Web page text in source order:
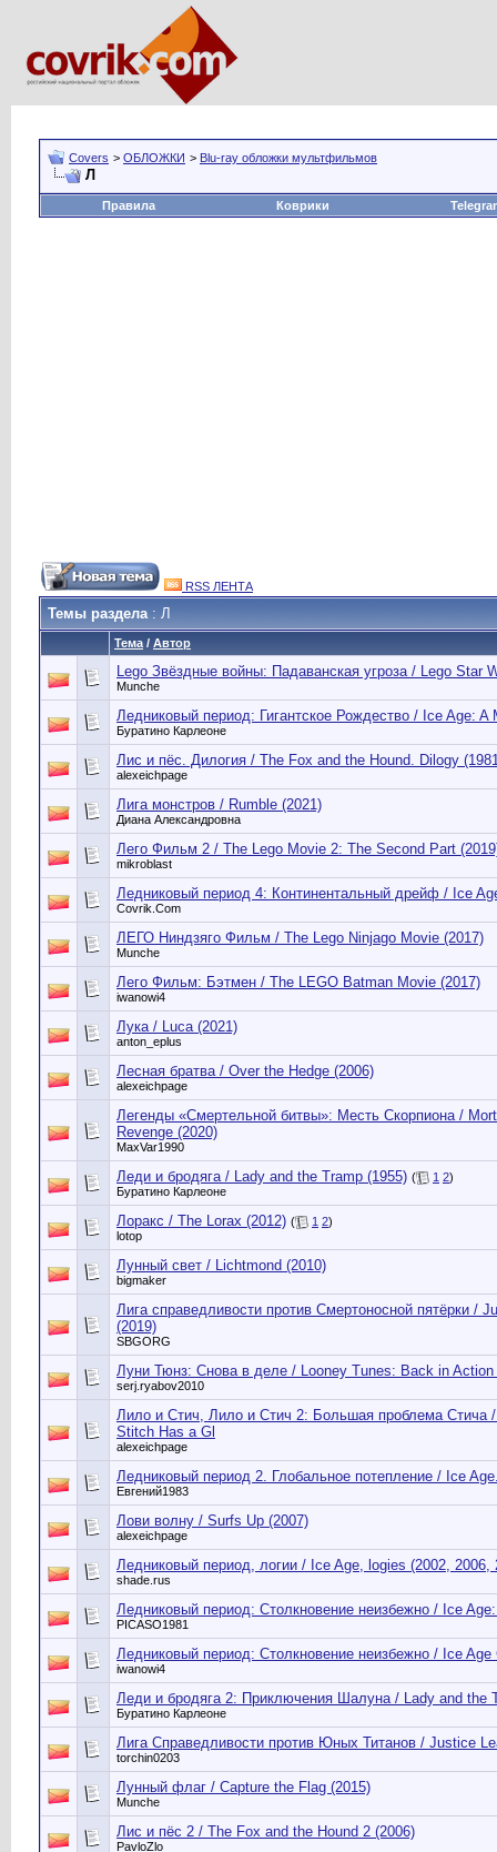
Covers > ОБЛОЖКИ > Blu-ray обложки мультфильмов
Л
Правила Коврики
RSS ЛЕНТА
Темы раздела: Л
Тема / Автор
Lego Звёздные войны: Падаванская угроза / Lego Star
Munche
Ледниковый период: Гигантское Рождество / Ice Age: A
Буратино Карлеоне
Лис и пёс. Дилогия / The Fox and the Hound. Dilogy
alexeichpage
Лига монстров / Rumble (2021)
Диана Александровна
Лего Фильм 2 / The Lego Movie 2: The Second Part
mikroblast
Ледниковый период 4: Континентальный дрейф / Ice
Сovrik.Com
ЛЕГО Ниндзяго Фильм / The Lego Ninjago Movie (2017)
Munche
Лего Фильм: Бэтмен / The LEGO Batman Movie (2017)
iwanowi4
Лука / Luca (2021)
anton_eplus
Лесная братва / Over the Hedge (2006)
alexeichpage
Легенды «Смертельной битвы»: Месть Скорпиона /
Revenge (2020)
MaxVar1990
Леди и бродяга / Lady and the Tramp (1955) ( 1 2)
Буратино Карлеоне
Лоракс / The Lorax (2012) ( 1 2)
lotop
Лунный свет / Lichtmond (2010)
bigmaker
Лига справедливости против Смертоносной пятёрки /
(2019)
SBGORG
Луни Тюнз: Снова в деле / Looney Tunes: Back in Action
serj.ryabov2010
Лило и Стич, Лило и Стич 2: Большая проблема Стича
Stitch Has a Gl
alexeichpage
Ледниковый период 2. Глобальное потепление / Ice
Евгений1983
Лови волну / Surfs Up (2007)
alexeichpage
Ледниковый период, логии / Ice Age, logies (2002, 2006,
shade.rus
Ледниковый период: Столкновение неизбежно / Ice
PICASO1981
Ледниковый период: Столкновение неизбежно / Ice Age
iwanowi4
Леди и бродяга 2: Приключения Шалуна / Lady and the
Буратино Карлеоне
Лига Справедливости против Юных Титанов / Justice
torchin0203
Лунный флаг / Capture the Flag (2015)
Munche
Лис и пёс 2 / The Fox and the Hound 2 (2006)
PavloZlo